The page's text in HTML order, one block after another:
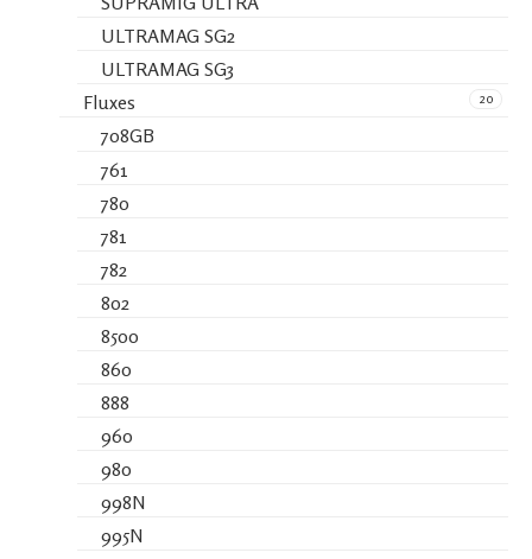
ULTRAMAG SG2
ULTRAMAG SG3
20
Fluxes
708GB
761
780
781
782
802
8500
860
888
960
980
998N
995N